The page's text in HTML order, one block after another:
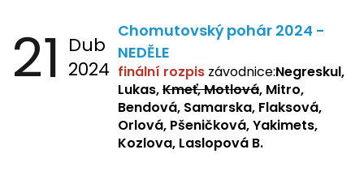
Sochorová, Repetska, Lukas,
Negreskul, Mitro
21 Dub
2024
Chomutovský pohár 2024 -
NEDĚLE
finální rozpis závodnice:Negreskul,
Lukas,Kmeť, Motlová, Mitro,
Bendová, Samarska, Flaksová,
Orlová, Pšeničková, Yakimets,
Kozlova, Laslopová B.